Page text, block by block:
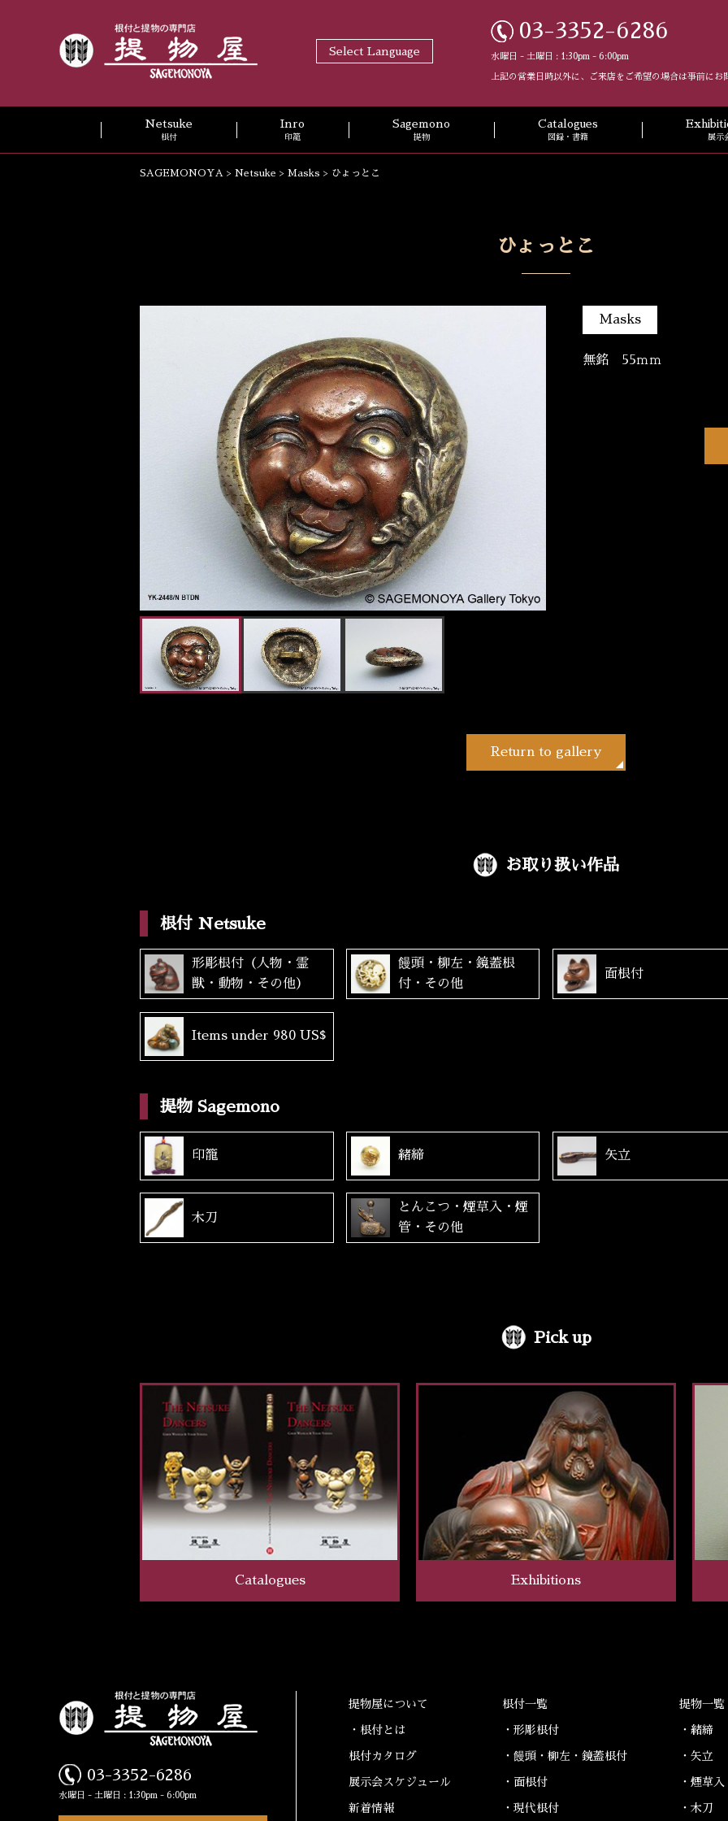
Select Language
03-3352-6286
水曜日 - 土曜日 : 1:30pm - 6:00pm
上記の営業日時以外に、ご来店をご希望の場合は事前にお
Netsuke
根付
Inro
印籠
Sagemono
提物
Catalogues
図録・書籍 展示
SAGEMONOYA > Netsuke > Masks > ひょっとこ
ひょっとこ
Masks
無銘 55ｍｍ
Return to gallery
お取り扱い作品
根付 Netsuke
形彫根付（人物・霊
獣・動物・その他）
饅頭・柳左・鏡蓋根
付・その他
面根付
Items under 980 US$
提物 Sagemono
印籠 緒締 矢立
木刀
とんこつ・煙草入・煙
管・その他
Pick up
Catalogues Exhibitions
03-3352-6286
水曜日 - 土曜日 : 1:30pm - 6:00pm
提物屋について
・根付とは
根付カタログ
展示会スケジュール
新着情報
根付一覧
・形彫根付
・饅頭・柳左・鏡蓋根付
・面根付
・現代根付
提物一覧
・緒締
・矢立
・煙草
・木刀